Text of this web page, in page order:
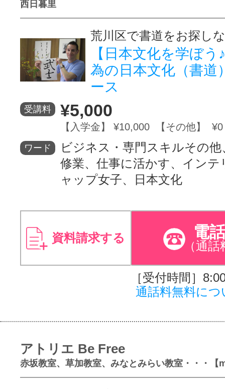
西日暮里
荒川区で書道をお探し
【日本文化を学ぼ
為の日本文化（書道
ース
受講料 ¥5,000
【入学金】 ¥10,000 【その他】 ¥0
ワード
ビジネス・専門スキルその他
修業、仕事に活かす、インテ
ャップ女子、日本文化
資料請求する 電
（通話
［受付時間］
通話料無料につ
アトリエ Be Free
赤坂教室、草加教室、みなとみらい教室・・・【